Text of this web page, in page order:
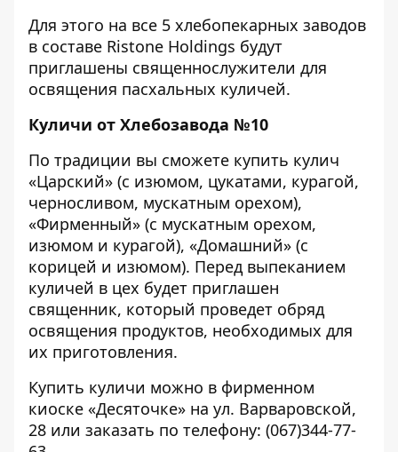
Для этого на все 5 хлебопекарных заводов
в составе Ristone Holdings будут
приглашены священнослужители для
освящения пасхальных куличей.
Куличи от Хлебозавода №10
По традиции вы сможете купить кулич
«Царский» (с изюмом, цукатами, курагой,
черносливом, мускатным орехом),
«Фирменный» (с мускатным орехом,
изюмом и курагой), «Домашний» (с
корицей и изюмом). Перед выпеканием
куличей в цех будет приглашен
священник, который проведет обряд
освящения продуктов, необходимых для
их приготовления.
Купить куличи можно в фирменном
киоске «Десяточке» на ул. Варваровской,
28 или заказать по телефону: (067)344-77-